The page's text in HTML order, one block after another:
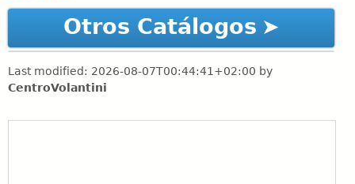
Otros Catálogos
Last modified: 2026-08-07T00:44:41+02:00 by
CentroVolantini